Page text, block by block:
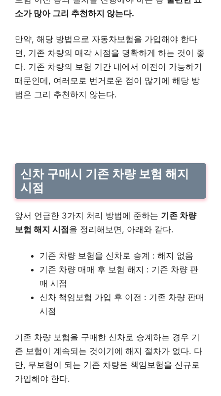
소가 많아 그리 추천하지 않는다.
만약, 해당 방법으로 자동차보험을 가입해야 한다
면, 기존 차량의 매각 시점을 명확하게 하는 것이 좋
다. 기존 차량의 보험 기간 내에서 이전이 가능하기
때문인데, 여러모로 번거로운 점이 많기에 해당 방
법은 그리 추천하지 않는다.
신차 구매시 기존 차량 보험 해지
시점
앞서 언급한 3가지 처리 방법에 준하는 기존 차량
보험 해지 시점 을 정리해보면, 아래와 같다.
기존 차량 보험을 신차로 승계 : 해지 없음
기존 차량 매매 후 보험 해지 : 기존 차량 판
매 시점
신차 책임보험 가입 후 이전 : 기존 차량 판매
시점
기존 차량 보험을 구매한 신차로 승계하는 경우 기
존 보험이 계속되는 것이기에 해지 절차가 없다. 다
만, 무보험이 되는 기존 차량은 책임보험을 신규로
가입해야 한다.